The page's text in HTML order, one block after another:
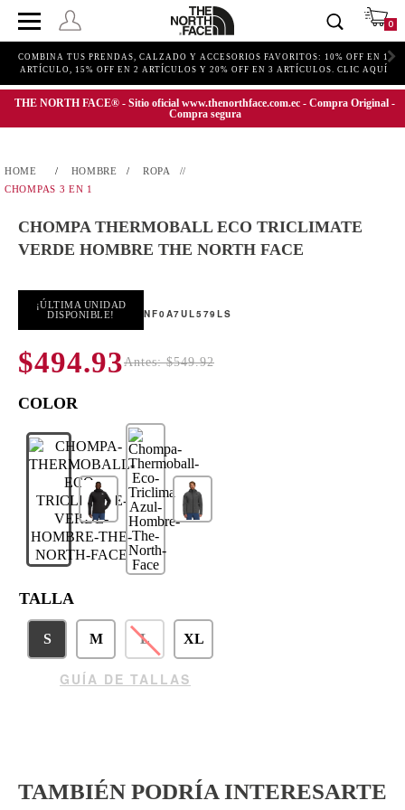
0
COMBINA TUS PRENDAS, CALZADO Y ACCESORIOS FAVORITOS: 10% OFF EN 1
ARTÍCULO, 15% OFF EN 2 ARTÍCULOS Y 20% OFF EN 3 ARTÍCULOS. CLIC AQUÍ
THE NORTH FACE® - Sitio oficial www.thenorthface.com.ec - Compra Original -
Compra segura
HOMBRE
ROPA
CHOMPAS 3 EN 1
CHOMPA THERMOBALL ECO TRICLIMATE
VERDE HOMBRE THE NORTH FACE
¡ÚLTIMA UNIDAD
DISPONIBLE!
NF0A7UL579LS
$494.93Antes: $549.92
TALLA
S M L XL
GUÍA DE TALLAS
TAMBIÉN PODRÍA INTERESARTE